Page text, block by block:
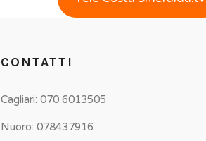
CONTATTI
Cagliari: 070 6013505
Nuoro: 078437916